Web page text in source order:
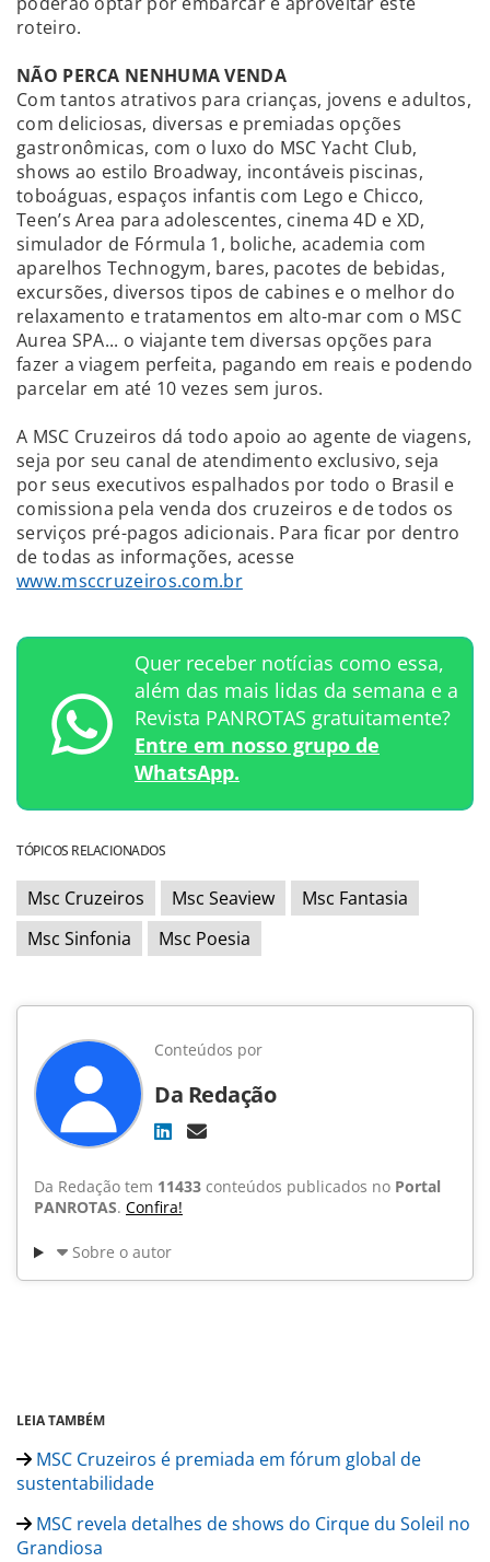
roteiro.
NÃO PERCA NENHUMA VENDA
Com tantos atrativos para crianças, jovens e adultos,
com deliciosas, diversas e premiadas opções
gastronômicas, com o luxo do MSC Yacht Club,
shows ao estilo Broadway, incontáveis piscinas,
toboáguas, espaços infantis com Lego e Chicco,
Teen’s Area para adolescentes, cinema 4D e XD,
simulador de Fórmula 1, boliche, academia com
aparelhos Technogym, bares, pacotes de bebidas,
excursões, diversos tipos de cabines e o melhor do
relaxamento e tratamentos em alto-mar com o MSC
Aurea SPA... o viajante tem diversas opções para
fazer a viagem perfeita, pagando em reais e podendo
parcelar em até 10 vezes sem juros.
A MSC Cruzeiros dá todo apoio ao agente de viagens,
seja por seu canal de atendimento exclusivo, seja
por seus executivos espalhados por todo o Brasil e
comissiona pela venda dos cruzeiros e de todos os
serviços pré-pagos adicionais. Para ficar por dentro
de todas as informações, acesse
www.msccruzeiros.com.br
Quer receber notícias como essa,
além das mais lidas da semana e a
Revista PANROTAS gratuitamente?
Entre em nosso grupo de
WhatsApp.
TÓPICOS RELACIONADOS
Msc Cruzeiros Msc Seaview
Msc Fantasia
Msc Sinfonia
Msc Poesia
Conteúdos por
Da Redação
Da Redação tem 11433 conteúdos publicados no Portal
PANROTAS. Confira!
Sobre o autor
LEIA TAMBÉM
MSC Cruzeiros é premiada em fórum global de
sustentabilidade
MSC revela detalhes de shows do Cirque du Soleil no
Grandiosa